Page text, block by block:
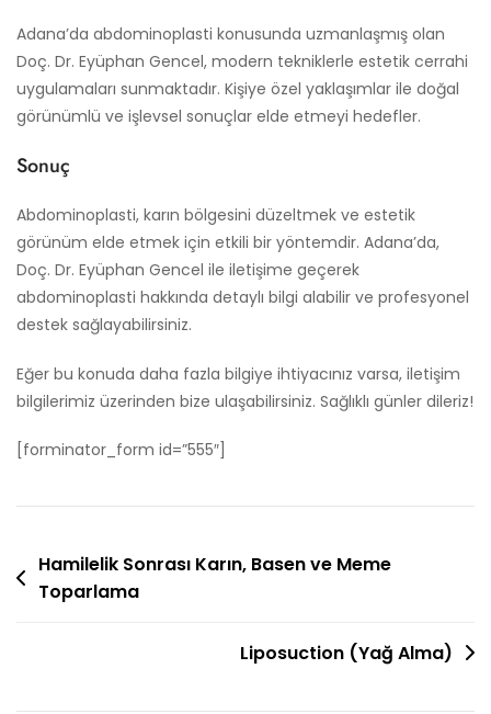
Adana’da abdominoplasti konusunda uzmanlaşmış olan
Doç. Dr. Eyüphan Gencel, modern tekniklerle estetik cerrahi
uygulamaları sunmaktadır. Kişiye özel yaklaşımlar ile doğal
görünümlü ve işlevsel sonuçlar elde etmeyi hedefler.
Sonuç
Abdominoplasti, karın bölgesini düzeltmek ve estetik
görünüm elde etmek için etkili bir yöntemdir. Adana’da,
Doç. Dr. Eyüphan Gencel ile iletişime geçerek
abdominoplasti hakkında detaylı bilgi alabilir ve profesyonel
destek sağlayabilirsiniz.
Eğer bu konuda daha fazla bilgiye ihtiyacınız varsa, iletişim
bilgilerimiz üzerinden bize ulaşabilirsiniz. Sağlıklı günler dileriz!
[forminator_form id=”555″]
Yazı
gezinmesi
Hamilelik Sonrası Karın, Basen ve Meme
Toparlama
Liposuction (Yağ Alma)